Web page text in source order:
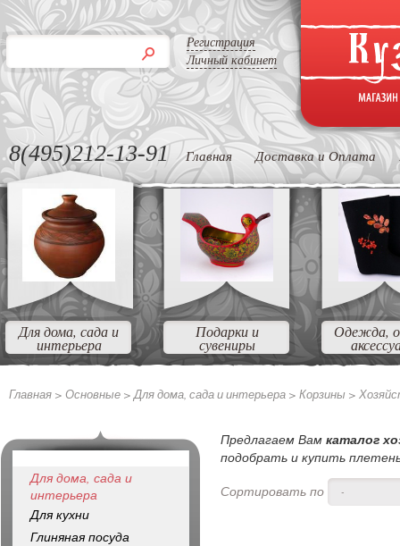
Регистрация
Личный кабинет
8(495)212-13-91 Главная Доставка и Оплата
Для дома, сада и
интерьера
Подарки и
сувениры
Одежда,
Главная > Основные >Для дома, сада и интерьера > Корзины >
Предлагаем Вам каталог
подобрать и купить
Сортировать по
-
Для дома, сада и
интерьера
Для кухни
Глиняная посуда